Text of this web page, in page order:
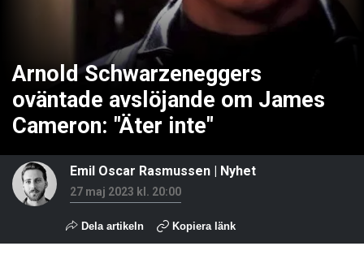
Arnold Schwarzeneggers
oväntade avslöjande om James
Cameron: "Äter inte"
Emil Oscar Rasmussen | Nyhet
27 maj 2023 kl. 20:00
Dela artikeln Kopiera länk